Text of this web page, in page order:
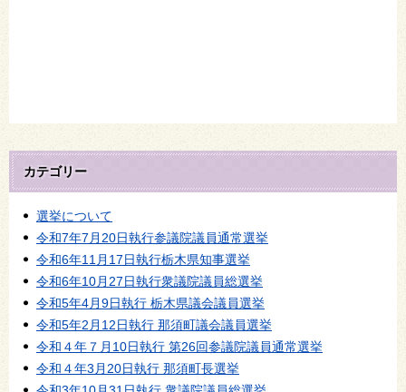
カテゴリー
選挙について
令和7年7月20日執行参議院議員通常選挙
令和6年11月17日執行栃木県知事選挙
令和6年10月27日執行衆議院議員総選挙
令和5年4月9日執行 栃木県議会議員選挙
令和5年2月12日執行 那須町議会議員選挙
令和４年７月10日執行 第26回参議院議員通常選挙
令和４年3月20日執行 那須町長選挙